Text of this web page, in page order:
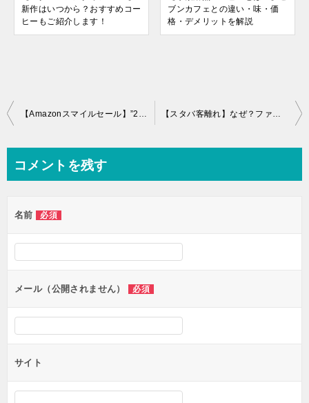
新作はいつから？おすすめコー
ヒーもご紹介します！
ブンカフェとの違い・味・価
格・デメリットを解説
投
ビ
ー
シ
ョ
ン
コメントを残す
名前 必須
メール（公開されません） 必須
サイト